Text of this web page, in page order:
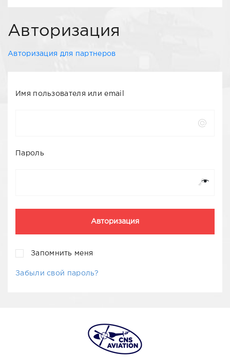
Авторизация
Авторизация для партнеров
Имя пользователя или email
Пароль
Запомнить меня
Забыли свой пароль?